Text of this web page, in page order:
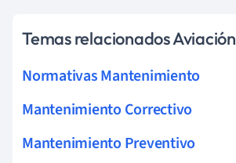
Temas relacionados Aviación
Normativas Mantenimiento
Mantenimiento Correctivo
Mantenimiento Preventivo